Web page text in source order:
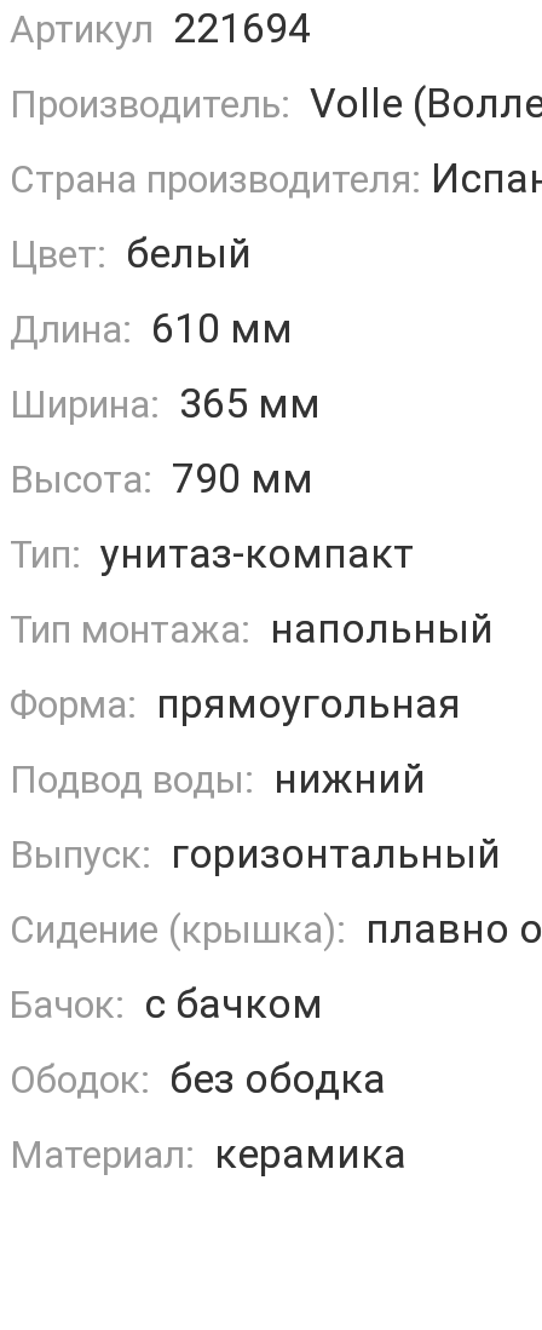
Артикул 221694
Производитель: Volle
Страна производителя:
Цвет: белый
Длина: 610 мм
Ширина: 365 мм
Высота: 790 мм
Тип: унитаз-компакт
Тип монтажа: напольный
Форма: прямоугольная
Подвод воды: нижний
Выпуск: горизонтальный
Сидение (крышка): плавно
Бачок: с бачком
Ободок: без ободка
Материал: керамика